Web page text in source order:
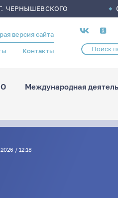
ЧЕРНЫШЕВСКОГО
версия сайта
Контакты
Социальные
сети
Международная
/ 12:18